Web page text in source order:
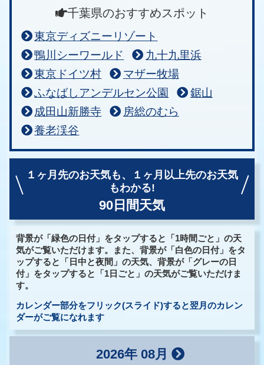
千葉県のおすすめスポット
東京ディズニーリゾート
鴨川シーワールド
九十九里浜
東京ドイツ村
マザー牧場
ふなばしアンデルセン公園
鋸山
成田山新勝寺
房総のむら
養老渓谷
１ヶ月先のお天気も、
１ヶ月以上先のお天気
もわかる!
90日間天気
背景が「緑色の日付」をタップすると「1時間ごと」の天
気がご覧いただけます。また、背景が「白色の日付」をタ
ップすると「日中と夜間」の天気、背景が「グレーの日
付」をタップすると「1日ごと」の天気がご覧いただけま
す。
カレンダー部分をフリック(スライド)すると翌月のカレン
ダーがご覧になれます
2026年 08月